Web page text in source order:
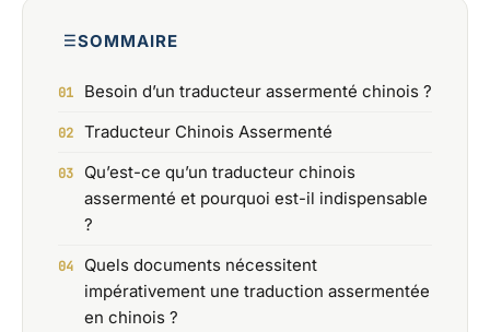
SOMMAIRE
Besoin d’un traducteur assermenté chinois ?
Traducteur Chinois Assermenté
Qu’est-ce qu’un traducteur chinois
assermenté et pourquoi est-il indispensable
?
Quels documents nécessitent
impérativement une traduction assermentée
en chinois ?